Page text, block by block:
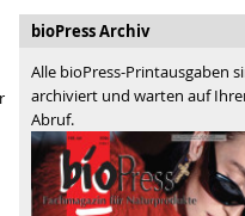
bioPress Archiv
Alle bioPress-Printausgaben
archiviert und warten auf
Abruf.